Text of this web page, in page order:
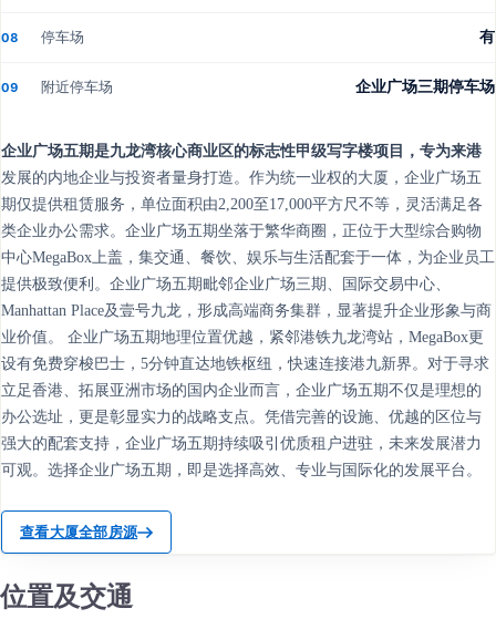
08 停车场 有
09 附近停车场 企业广场三期停车场
企业广场五期是九龙湾核心商业区的标志性甲级写字楼项目，专为来港
发展的内地企业与投资者量身打造。作为统一业权的大厦，企业广场五
期仅提供租赁服务，单位面积由2,200至17,000平方尺不等，灵活满足各
类企业办公需求。企业广场五期坐落于繁华商圈，正位于大型综合购物
中心MegaBox上盖，集交通、餐饮、娱乐与生活配套于一体，为企业员工
提供极致便利。企业广场五期毗邻企业广场三期、国际交易中心、
Manhattan Place及壹号九龙，形成高端商务集群，显著提升企业形象与商
业价值。 企业广场五期地理位置优越，紧邻港铁九龙湾站，MegaBox更
设有免费穿梭巴士，5分钟直达地铁枢纽，快速连接港九新界。对于寻求
立足香港、拓展亚洲市场的国内企业而言，企业广场五期不仅是理想的
办公选址，更是彰显实力的战略支点。凭借完善的设施、优越的区位与
强大的配套支持，企业广场五期持续吸引优质租户进驻，未来发展潜力
可观。选择企业广场五期，即是选择高效、专业与国际化的发展平台。
查看大厦全部房源
位置及交通